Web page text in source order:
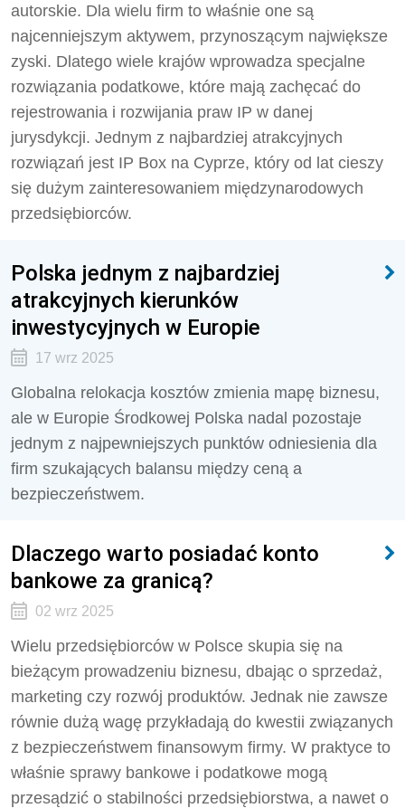
autorskie. Dla wielu firm to właśnie one są
najcenniejszym aktywem, przynoszącym największe
zyski. Dlatego wiele krajów wprowadza specjalne
rozwiązania podatkowe, które mają zachęcać do
rejestrowania i rozwijania praw IP w danej
jurysdykcji. Jednym z najbardziej atrakcyjnych
rozwiązań jest IP Box na Cyprze, który od lat cieszy
się dużym zainteresowaniem międzynarodowych
przedsiębiorców.
Polska jednym z najbardziej
atrakcyjnych kierunków
inwestycyjnych w Europie
17 wrz 2025
Globalna relokacja kosztów zmienia mapę biznesu,
ale w Europie Środkowej Polska nadal pozostaje
jednym z najpewniejszych punktów odniesienia dla
firm szukających balansu między ceną a
bezpieczeństwem.
Dlaczego warto posiadać konto
bankowe za granicą?
02 wrz 2025
Wielu przedsiębiorców w Polsce skupia się na
bieżącym prowadzeniu biznesu, dbając o sprzedaż,
marketing czy rozwój produktów. Jednak nie zawsze
równie dużą wagę przykładają do kwestii związanych
z bezpieczeństwem finansowym firmy. W praktyce to
właśnie sprawy bankowe i podatkowe mogą
przesądzić o stabilności przedsiębiorstwa, a nawet o